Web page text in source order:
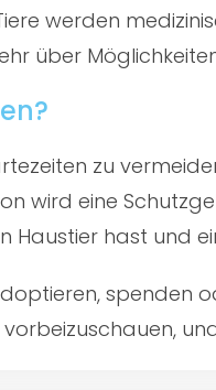
werden
über
zu
wird eine
Haustier hast und